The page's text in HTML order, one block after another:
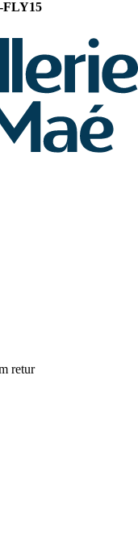
retur